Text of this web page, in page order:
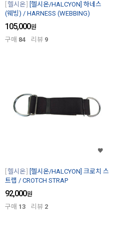
헬시온
[헬시온/HALCYON] 하네스
(웨빙) / HARNESS (WEBBING)
105,000원
구매 84 리뷰 9
헬시온
[헬시온/HALCYON] 크로치 스
트랩 / CROTCH STRAP
92,000원
구매 13 리뷰 2